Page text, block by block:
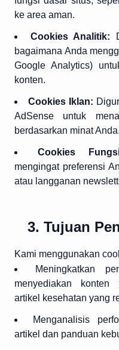
ke area aman.
Cookies Analitik:
bagaimana Anda
Google Analytics)
konten.
Cookies Iklan:
AdSense untuk
berdasarkan minat Anda.
Cookies
mengingat preferensi
atau langganan
3. Tujuan
Kami menggunakan
Meningkatkan
menyediakan konten
artikel kesehatan yang
Menganalisis
artikel dan panduan
Display